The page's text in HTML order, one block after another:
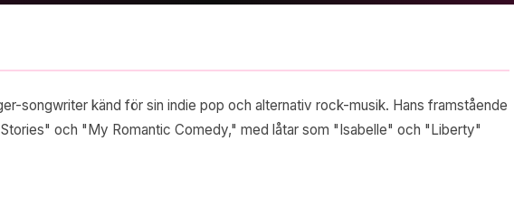
songwriter känd för sin indie pop och alternativ rock-musik. Hans framstående
och "My Romantic Comedy," med låtar som "Isabelle" och "Liberty"